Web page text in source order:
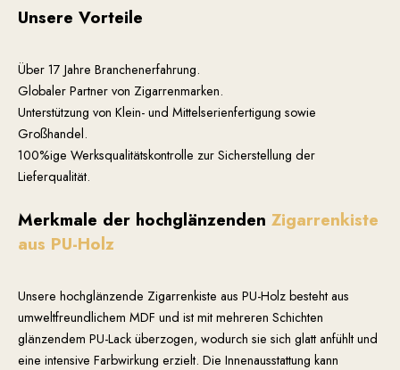
Unsere Vorteile
Über 17 Jahre Branchenerfahrung.
Globaler Partner von Zigarrenmarken.
Unterstützung von Klein- und Mittelserienfertigung sowie
Großhandel.
100%ige Werksqualitätskontrolle zur Sicherstellung der
Lieferqualität.
Merkmale der hochglänzenden Zigarrenkiste
aus PU-Holz
Unsere hochglänzende Zigarrenkiste aus PU-Holz besteht aus
umweltfreundlichem MDF und ist mit mehreren Schichten
glänzendem PU-Lack überzogen, wodurch sie sich glatt anfühlt und
eine intensive Farbwirkung erzielt. Die Innenausstattung kann